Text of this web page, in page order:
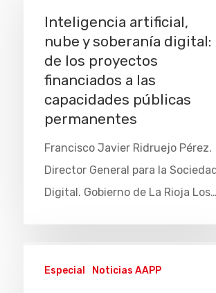
Inteligencia artificial,
nube y soberanía digital:
de los proyectos
financiados a las
capacidades públicas
permanentes
Francisco Javier Ridruejo Pérez.
Director General para la
Digital. Gobierno de La Rioja Los…
Especial Noticias AAPP